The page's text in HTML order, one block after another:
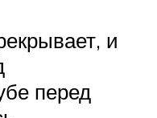
и
перед